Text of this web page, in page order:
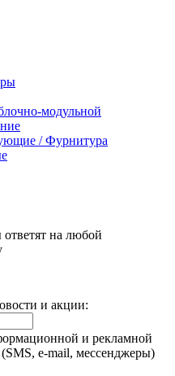
модульной
/ Фурнитура
на любой
и акции:
и рекламной
(SMS, e-mail, мессенджеры)